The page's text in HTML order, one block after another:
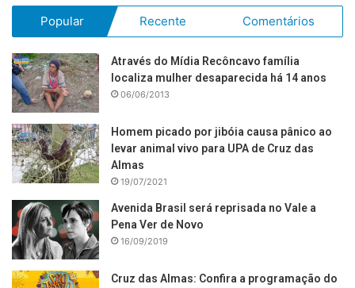
Popular Recente Comentários
Através do Mídia Recôncavo família
localiza mulher desaparecida há 14 anos
06/06/2013
Homem picado por jibóia causa pânico ao
levar animal vivo para UPA de Cruz das
Almas
19/07/2021
Avenida Brasil será reprisada no Vale a
Pena Ver de Novo
16/09/2019
Cruz das Almas: Confira a programação do